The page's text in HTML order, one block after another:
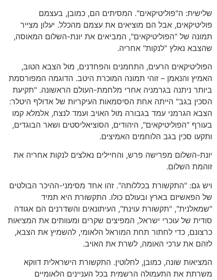
שלישית: ה"פוליטיקאים". המסיתים הם, כמובן, בעצמם
פוליטיקאים, אבל הם מוציאים את עצמם מהכלל. יעלון מצייר
תמונה של "הפוליטיקאים", המביאים את יונת-השלום המאוסה,
שהצבא נאלץ "לנקות" אחריה.
הפוליטיקאים הרעים, התחמנים והפחדנים, מול הצבא הטוב,
האמיץ והנאמן – זוהי תמונה המוכרת היטב. הדוגמה המפורסמת
ביותר ניתנה בגרמניה אחרי מלחמת-העולם הראשונה. "תקיעת
הסכין בגב" הייתה אחת הסיסמאות העיקריות של אדולף היטלר:
הצבא הגרמני עמד בגבורה מול האויב ועמד לנצח, אלמלא קמו
בעורף "הפוליטיקאים", היהודים, הסוציאליסטים ושאר הבוגדים,
ותקעו סכין בגב הלוחמים האמיצים.
יונת-השלום מפרישה פרש, והחיילים נאלצים לנקות אחריה את
זוהמת השלום.
ויש גם: "התקשורת בכללותה". זהו אחד מסימני-ההיכר הבולטים
של הפאשיזם בארץ ובעולם כולו. התקשורת היא תמיד
"שמאלנית", "תקשורת עוינת", העיתונאים והשדרנים הם אגודה
סודית של עוכרי ישראל, המפיצים שקרים ומעוותים את המציאות
כרצונם, כדי לחתור תחת המוראל הלאומי, להשמיץ את הצבא,
לזהם את ערכי האומה, לשרת את האויב.
המציאות שונה, כמובן, לחלוטין. התקשורת הישראלית דווקא
משרתת את התעמולה הרשמית בכל העניינים הלאומיים